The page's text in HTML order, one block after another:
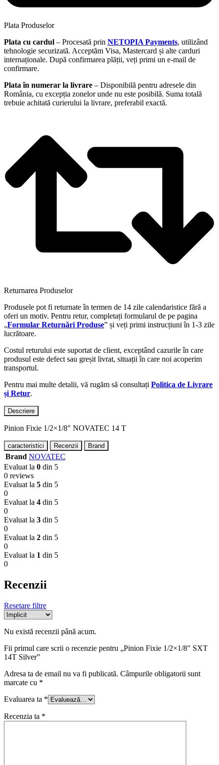
Plata Produselor
Plata cu cardul – Procesată prin NETOPIA Payments, utilizând
tehnologie securizată. Acceptăm Visa, Mastercard și alte carduri
internaționale. După confirmarea plății, veți primi un e-mail de
confirmare.
Plata în numerar la livrare – Disponibilă pentru adresele din
România, cu excepția zonelor unde nu este posibilă. Suma totală
trebuie achitată curierului la livrare, preferabil exactă.
Returnarea Produselor
Produsele pot fi returnate în termen de 14 zile calendaristice fără a
oferi un motiv. Pentru retur, completați formularul de pe pagina
„Formular Returnări Produse” și veți primi instrucțiuni în 1-3 zile
lucrătoare.
Costul returului este suportat de client, exceptând cazurile în care
produsul este defect sau greșit livrat, situații în care noi acoperim
transportul.
Pentru mai multe detalii, vă rugăm să consultați Politica de Livrare
și Retur.
Descriere
Pinion Fixie 1/2×1/8″ NOVATEC 14 T
caracteristici Recenzii Brand
Brand NOVATEC
Evaluat la 0 din 5
0 reviews
Evaluat la 5 din 5
0
Evaluat la 4 din 5
0
Evaluat la 3 din 5
0
Evaluat la 2 din 5
0
Evaluat la 1 din 5
0
Recenzii
Resetare filtre
Nu există recenzii până acum.
Fii primul care scrii o recenzie pentru „Pinion Fixie 1/2×1/8″ SXT
14T Silver”
Adresa ta de email nu va fi publicată. Câmpurile obligatorii sunt
marcate cu *
Evaluarea ta *
Recenzia ta *